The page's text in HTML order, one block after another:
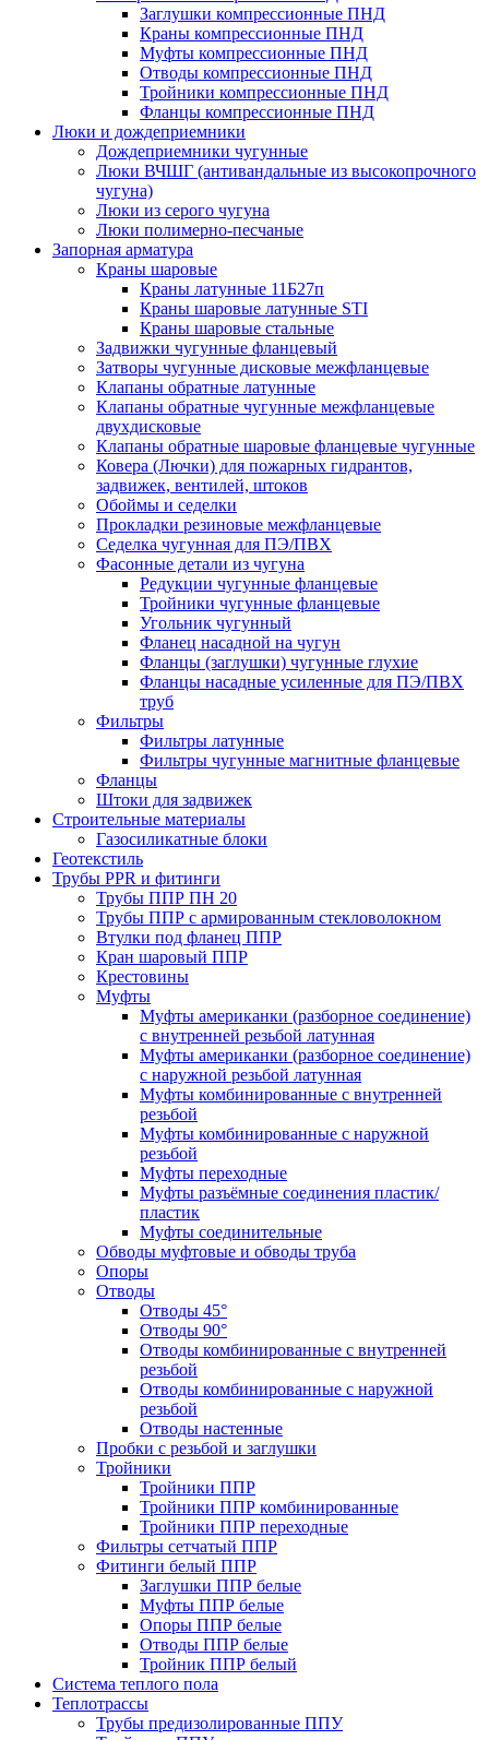
Заглушки компрессионные ПНД
Краны компрессионные ПНД
Муфты компрессионные ПНД
Отводы компрессионные ПНД
Тройники компрессионные ПНД
Фланцы компрессионные ПНД
Люки и дождеприемники
Дождеприемники чугунные
Люки ВЧШГ (антивандальные из высокопрочного
чугуна)
Люки из серого чугуна
Люки полимерно-песчаные
Запорная арматура
Краны шаровые
Краны латунные 11Б27п
Краны шаровые латунные STI
Краны шаровые стальные
Задвижки чугунные фланцевый
Затворы чугунные дисковые межфланцевые
Клапаны обратные латунные
Клапаны обратные чугунные межфланцевые
двухдисковые
Клапаны обратные шаровые фланцевые чугунные
Ковера (Лючки) для пожарных гидрантов,
задвижек, вентилей, штоков
Обоймы и седелки
Прокладки резиновые межфланцевые
Седелка чугунная для ПЭ/ПВХ
Фасонные детали из чугуна
Редукции чугунные фланцевые
Тройники чугунные фланцевые
Угольник чугунный
Фланец насадной на чугун
Фланцы (заглушки) чугунные глухие
Фланцы насадные усиленные для ПЭ/ПВХ
труб
Фильтры
Фильтры латунные
Фильтры чугунные магнитные фланцевые
Фланцы
Штоки для задвижек
Строительные материалы
Газосиликатные блоки
Геотекстиль
Трубы PPR и фитинги
Трубы ППР ПН 20
Трубы ППР с армированным стекловолокном
Втулки под фланец ППР
Кран шаровый ППР
Крестовины
Муфты
Муфты американки (разборное соединение)
с внутренней резьбой латунная
Муфты американки (разборное соединение)
с наружной резьбой латунная
Муфты комбинированные с внутренней
резьбой
Муфты комбинированные с наружной
резьбой
Муфты переходные
Муфты разъёмные соединения пластик/
пластик
Муфты соединительные
Обводы муфтовые и обводы труба
Опоры
Отводы
Отводы 45°
Отводы 90°
Отводы комбинированные с внутренней
резьбой
Отводы комбинированные с наружной
резьбой
Отводы настенные
Пробки с резьбой и заглушки
Тройники
Тройники ППР
Тройники ППР комбинированные
Тройники ППР переходные
Фильтры сетчатый ППР
Фитинги белый ППР
Заглушки ППР белые
Муфты ППР белые
Опоры ППР белые
Отводы ППР белые
Тройник ППР белый
Система теплого пола
Теплотрассы
Трубы предизолированные ППУ